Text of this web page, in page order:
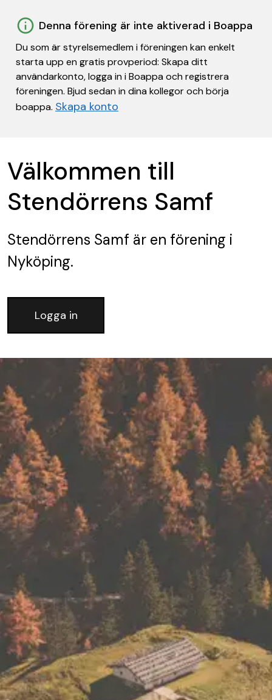
Denna förening är inte aktiverad i Boappa
Du som är styrelsemedlem i föreningen kan enkelt
starta upp en gratis provperiod: Skapa ditt
användarkonto, logga in i Boappa och registrera
föreningen. Bjud sedan in dina kollegor och börja
boappa. Skapa konto
Välkommen till
Stendörrens Samf
Stendörrens Samf är en förening i
Nyköping.
Logga in